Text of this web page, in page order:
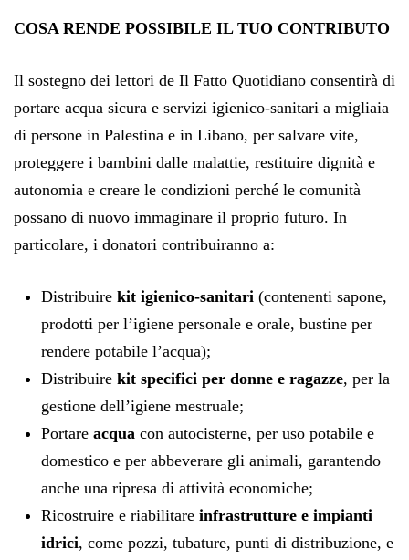
COSA RENDE POSSIBILE IL TUO CONTRIBUTO
Il sostegno dei lettori de Il Fatto Quotidiano consentirà di
portare acqua sicura e servizi igienico‑sanitari a migliaia
di persone in Palestina e in Libano, per salvare vite,
proteggere i bambini dalle malattie, restituire dignità e
autonomia e creare le condizioni perché le comunità
possano di nuovo immaginare il proprio futuro. In
particolare, i donatori contribuiranno a:
Distribuire kit igienico-sanitari (contenenti sapone,
prodotti per l’igiene personale e orale, bustine per
rendere potabile l’acqua);
Distribuire kit specifici per donne e ragazze, per la
gestione dell’igiene mestruale;
Portare acqua con autocisterne, per uso potabile e
domestico e per abbeverare gli animali, garantendo
anche una ripresa di attività economiche;
Ricostruire e riabilitare infrastrutture e impianti
idrici, come pozzi, tubature, punti di distribuzione, e